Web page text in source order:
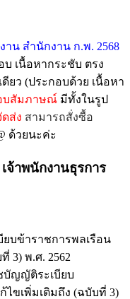
าน สำนักงาน ก.พ. 2568
เนื้อหากระชับ ตรง
ยว (ประกอบด้วย เนื้อหา
บสัมภาษณ์ มีทั้งในรูป
ส่ง สามารถสั่งซื้อ
ด้วยนะค่ะ
จ้าพนักงานธุรการ
บข้าราชการพลเรือน
3) พ.ศ. 2562
บัญญัติระเบียบ
ไขเพิ่มเติมถึง (ฉบับที่ 3)